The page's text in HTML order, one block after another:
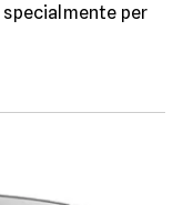
per